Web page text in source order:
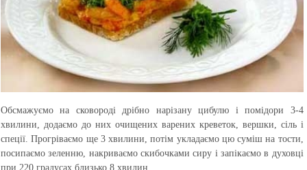
Обсмажуємо на сковороді дрібно нарізану цибулю і помідори 3-4
хвилини, додаємо до них очищених варених креветок, вершки, сіль і
спеції. Прогріваємо ще 3 хвилини, потім укладаємо цю суміш на тости,
посипаємо зеленню, накриваємо скибочками сиру і запікаємо в духовці
при 220 градусах близько 8 хвилин.